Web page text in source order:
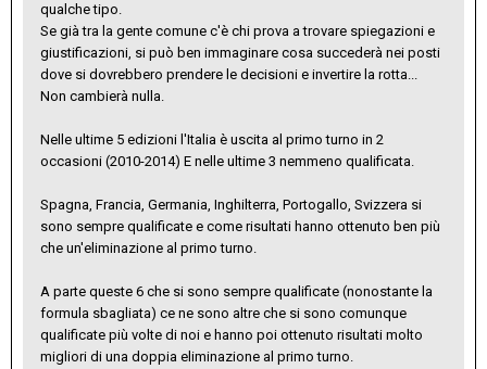
qualche tipo.
Se già tra la gente comune c'è chi prova a trovare spiegazioni e
giustificazioni, si può ben immaginare cosa succederà nei posti
dove si dovrebbero prendere le decisioni e invertire la rotta...
Non cambierà nulla.
Nelle ultime 5 edizioni l'Italia è uscita al primo turno in 2
occasioni (2010-2014) E nelle ultime 3 nemmeno qualificata.
Spagna, Francia, Germania, Inghilterra, Portogallo, Svizzera si
sono sempre qualificate e come risultati hanno ottenuto ben più
che un'eliminazione al primo turno.
A parte queste 6 che si sono sempre qualificate (nonostante la
formula sbagliata) ce ne sono altre che si sono comunque
qualificate più volte di noi e hanno poi ottenuto risultati molto
migliori di una doppia eliminazione al primo turno.